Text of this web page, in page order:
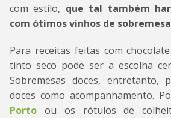
com estilo, que tal também
com ótimos vinhos de
Para receitas feitas com
tinto seco pode ser a escolha
Sobremesas doces, entretanto,
doces como acompanhamento.
Porto ou os rótulos de